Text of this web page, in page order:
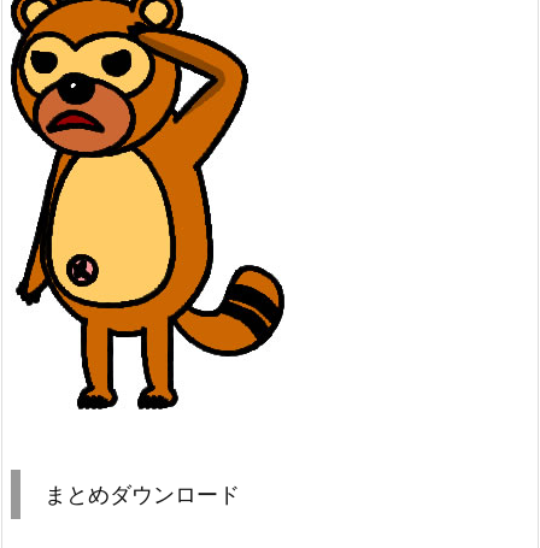
まとめダウンロード